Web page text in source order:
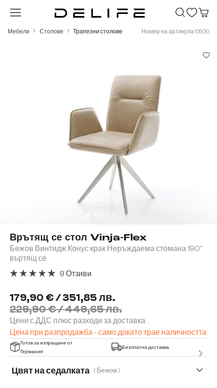
Преминете към основното съдържание
Мебели Столове Трапезни столове Номер на артикула 13500
Врътящ се стол Vinja-Flex
Бежов Винтидж Конус крак Неръждаема стомана 180°
въртящ се
179,90 € / 351,85 лв.
229,90 € / 449,65 лв.
Цени с ДДС плюс разходи за доставка
Цена при разпродажба - само докато трае наличността
9 Отзиви
Готов за изпращане от
Германия
Безплатна доставка
Цвят на седалката ( Бежов )